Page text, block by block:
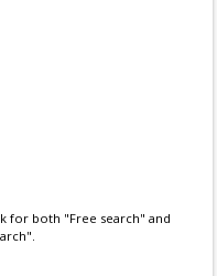
for both "Free search" and